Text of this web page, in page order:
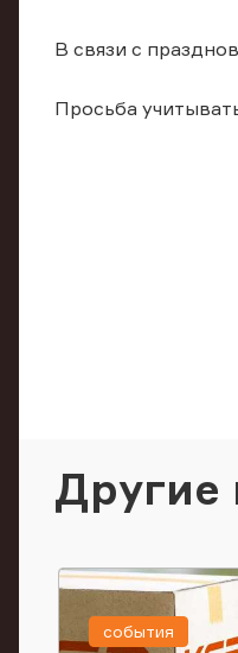
В связи с
Просьба
Другие
события